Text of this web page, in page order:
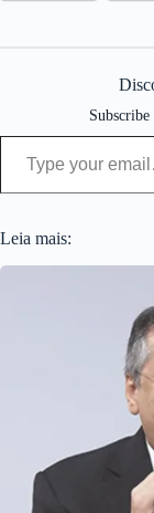
Type your email…
Leia mais: